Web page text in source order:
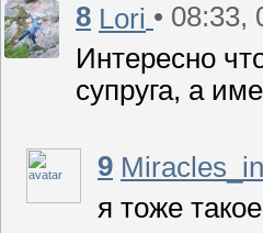
8 Lori • 08:33,
Интересно
супруга, а
9
я тоже